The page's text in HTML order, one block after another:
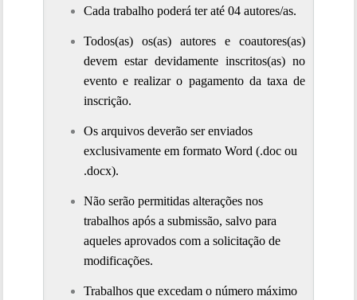
Cada trabalho poderá ter até 04 autores/as.
Todos(as) os(as) autores e coautores(as)
devem estar devidamente inscritos(as) no
evento e realizar o pagamento da taxa de
inscrição.
Os arquivos deverão ser enviados
exclusivamente em formato Word (.doc ou
.docx).
Não serão permitidas alterações nos
trabalhos após a submissão, salvo para
aqueles aprovados com a solicitação de
modificações.
Trabalhos que excedam o número máximo